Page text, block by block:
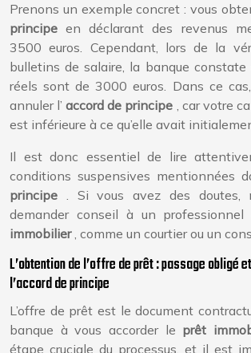
Prenons un exemple concret : vous
principeen déclarant des revenus
3500 euros. Cependant, lors de la
bulletins de salaire, la banque constate
réels sont de 3000 euros. Dans ce
annuler l’accord de principe , car votre
est inférieure à ce qu’elle avait
Il est donc essentiel de lire
conditions suspensives mentionnées
principe . Si vous avez des doutes,
demander conseil à un professionnel
immobilier, comme un courtier ou un
L’obtention de l’offre de prêt : passage obligé
l’accord de principe
L’offre de prêt est le document
banque à vous accorder le prêt
étape cruciale du processus, et il est